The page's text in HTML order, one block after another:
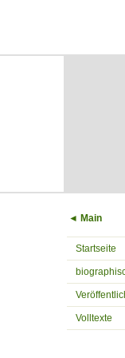
◄ Main
Startseite
Volltexte